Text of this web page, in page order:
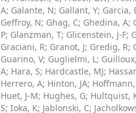
A; Galante, N; Gallant, Y; Garcia,
Geffroy, N; Ghag, C; Ghedina, A;
P; Glanzman, T; Glicenstein, J-F;
Graciani, R; Granot, J; Gredig, R;
Guarino, V; Guglielmi, L;
A; Hara, S; Hardcastle, MJ;
Herrero, A; Hinton, JA;
Huet, J-M; Hughes, G; Hultquist,
S; Ioka, K; Jablonski, C;